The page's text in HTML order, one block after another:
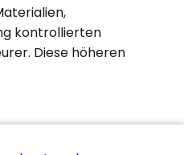
kontrollierten
Diese höheren